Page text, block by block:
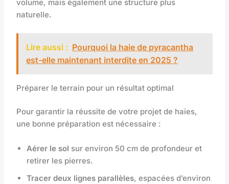
volume, mais également une structure plus
naturelle.
Lire aussi : Pourquoi la haie de pyracantha
est-elle maintenant interdite en 2025 ?
Préparer le terrain pour un résultat optimal
Pour garantir la réussite de votre projet de haies,
une bonne préparation est nécessaire :
Aérer le sol sur environ 50 cm de profondeur et
retirer les pierres.
Tracer deux lignes parallèles, espacées d’environ